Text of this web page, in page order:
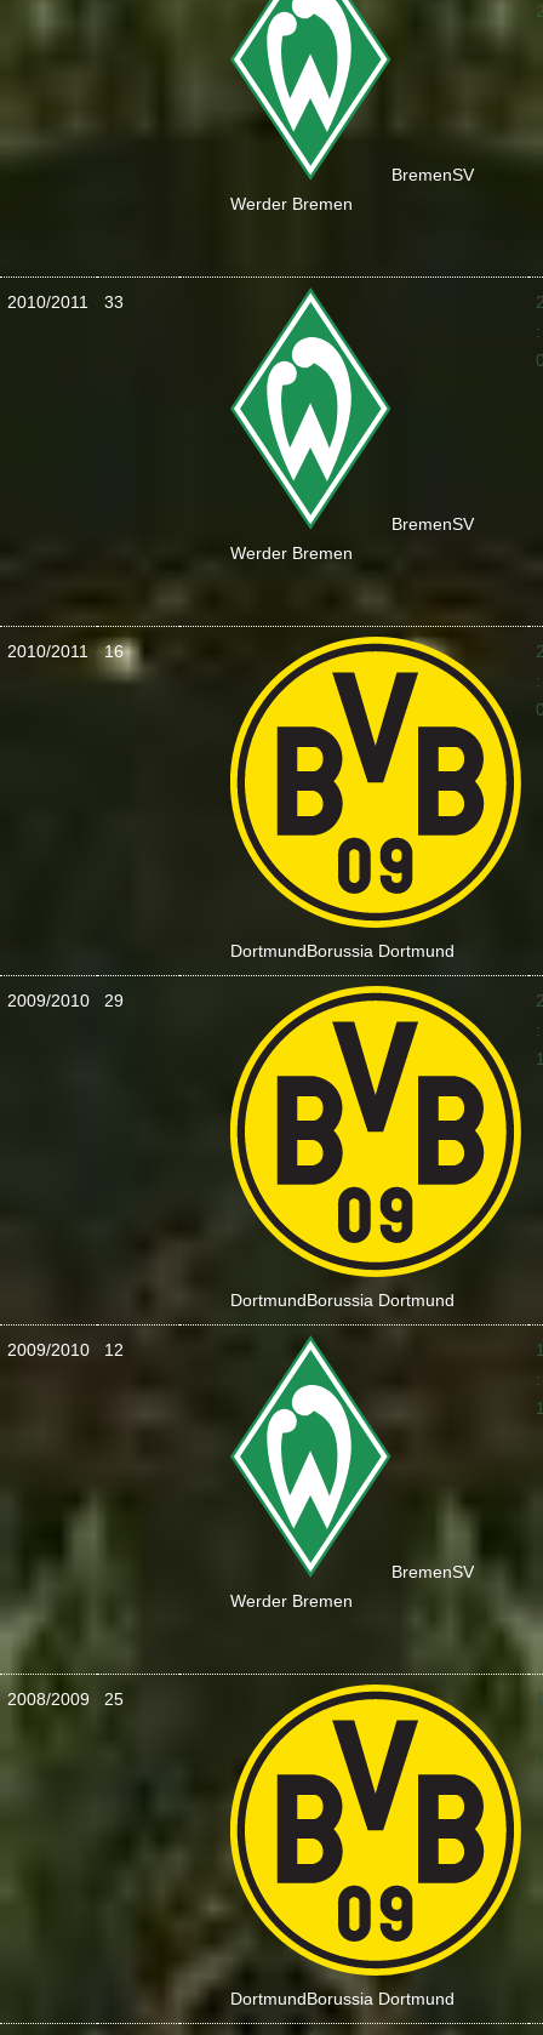
BremenSV
Werder Bremen
2010/2011 33
BremenSV
Werder Bremen
:
2010/2011 16
DortmundBorussia Dortmund
:
2009/2010 29
DortmundBorussia Dortmund
:
2009/2010 12
BremenSV
Werder Bremen
:
2008/2009 25
DortmundBorussia Dortmund